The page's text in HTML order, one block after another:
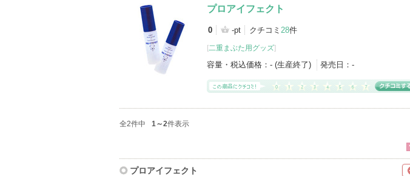
プロアイフェクト
0 -pt クチコミ 28件
[二重まぶた用グッズ]
容量・税込価格： - (生産終了) 発売日： -
全2件中 1～2件表示
プロアイフェクト